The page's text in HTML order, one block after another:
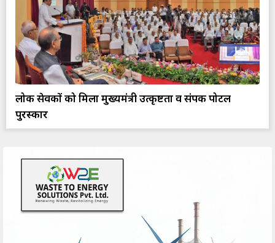
लोक सेवकों को मिला मुख्यमंत्री उत्कृष्टता व संपर्क पोर्टल
पुरस्कार